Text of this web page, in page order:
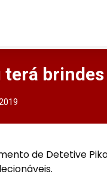
de Detetive